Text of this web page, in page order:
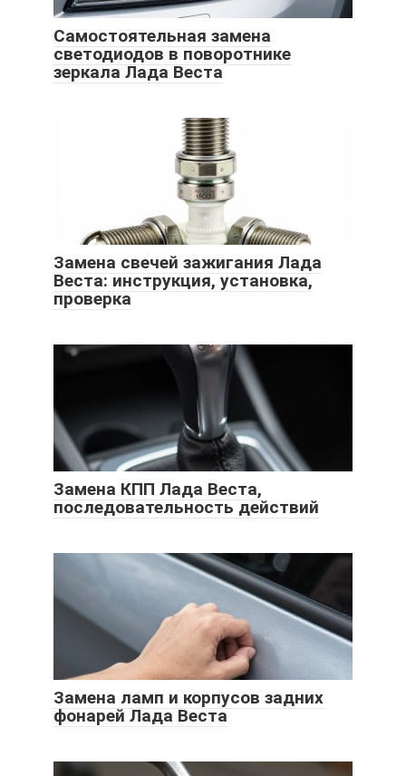
Самостоятельная замена
светодиодов в поворотнике
зеркала Лада Веста
Замена свечей зажигания Лада
Веста: инструкция, установка,
проверка
Замена КПП Лада Веста,
последовательность действий
Замена ламп и корпусов задних
фонарей Лада Веста